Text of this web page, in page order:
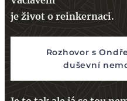
je život o reinkernaci.
Rozhovor s
duševní